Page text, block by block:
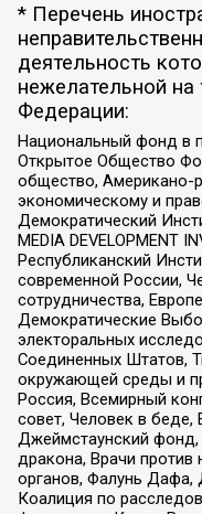
* Перечень
деятельность
нежелательной на
Федерации:
Национальный фонд в
Открытое Общество
общество, Американо-
экономическому и
Демократический
MEDIA DEVELOPMENT
Республиканский
современной России,
сотрудничества,
Демократические
электоральных
Соединенных Штатов,
окружающей среды и
Россия, Всемирный
совет, Человек в
Джеймстаунский
дракона, Врачи против
органов, Фалунь Дафа,
Коалиция по